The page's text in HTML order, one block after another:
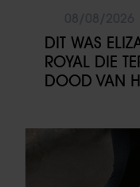
DIT WAS
ROYAL DIE
DOOD VAN